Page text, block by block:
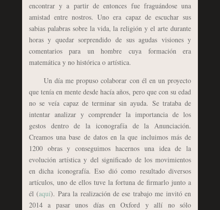
encontrar y a partir de entonces fue fraguándose una
amistad entre nostros. Uno era capaz de escuchar sus
sabias palabras sobre la vida, la religión y el arte durante
horas y quedar sorprendido de sus agudas visiones y
comentarios para un hombre cuya formación era
matemática y no histórica o artística.
Un día me propuso colaborar con él en un proyecto
que tenía en mente desde hacía años, pero que con su edad
no se veía capaz de terminar sin ayuda. Se trataba de
intentar analizar y comprender la importancia de los
gestos dentro de la iconografía de la Anunciación.
Creamos una base de datos en la que incluimos más de
1200 obras y conseguimos hacernos una idea de la
evolución artística y del significado de los movimientos
en dicha iconografía. Eso dió como resultado diversos
artículos, uno de ellos tuve la fortuna de firmarlo junto a
él (aquí). Para la realización de ese trabajo me invitó en
2014 a pasar unos días en Oxford y allí no sólo